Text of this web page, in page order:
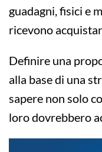
guadagni, fisici e
ricevono
Definire una
alla base di una
sapere non solo
loro dovrebbero